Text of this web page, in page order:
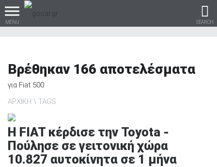
MENU SEARCH
Βρες τα πάντα για το
βρες το!
Βρέθηκαν 166 αποτελέσματα
για Fiat 500
ΑΡΧΙΚΗ
TAGS
Η FIAT κέρδισε την Toyota -
Πούλησε σε γειτονική χώρα
10.827 αυτοκίνητα σε 1 μήνα